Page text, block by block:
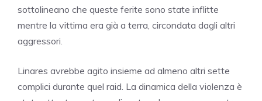
sottolineano che queste ferite sono state inflitte
mentre la vittima era già a terra, circondata dagli altri
aggressori.
Linares avrebbe agito insieme ad almeno altri sette
complici durante quel raid. La dinamica della violenza è